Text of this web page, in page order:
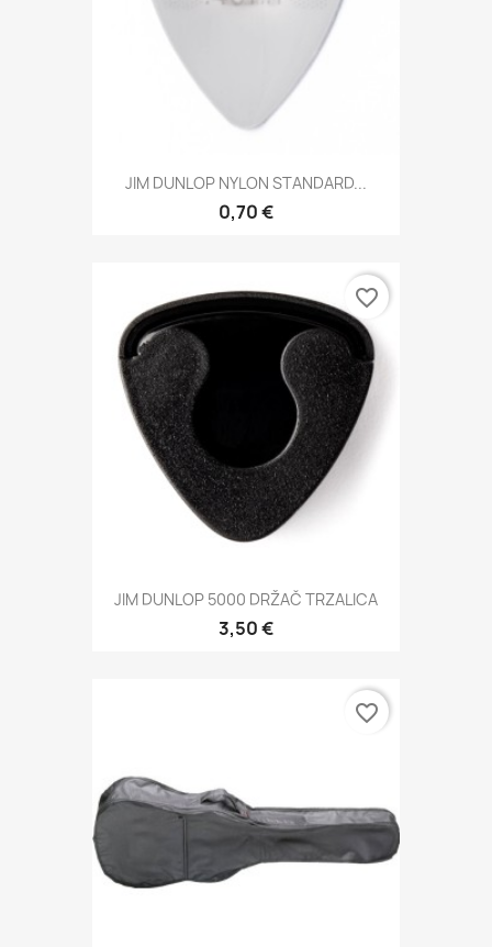
JIM DUNLOP NYLON STANDARD...
0,70 €
JIM DUNLOP 5000 DRŽAČ TRZALICA
3,50 €
favorite_border
favorite_border